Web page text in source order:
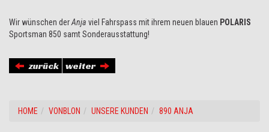
Wir wünschen derAnja viel Fahrspass mit ihrem neuen blauen POLARIS
Sportsman 850 samt Sonderausstattung!
zurück weiter
HOME VONBLON UNSERE KUNDEN 890 ANJA